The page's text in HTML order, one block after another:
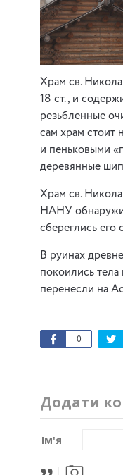
Храм св.
18 ст., и
резьбленные
сам храм стоит
и пеньковыми
деревянные
Храм св.
НАНУ
сбереглись его
В руинах
покоились
перенесли на
0
Додати
Ім'я